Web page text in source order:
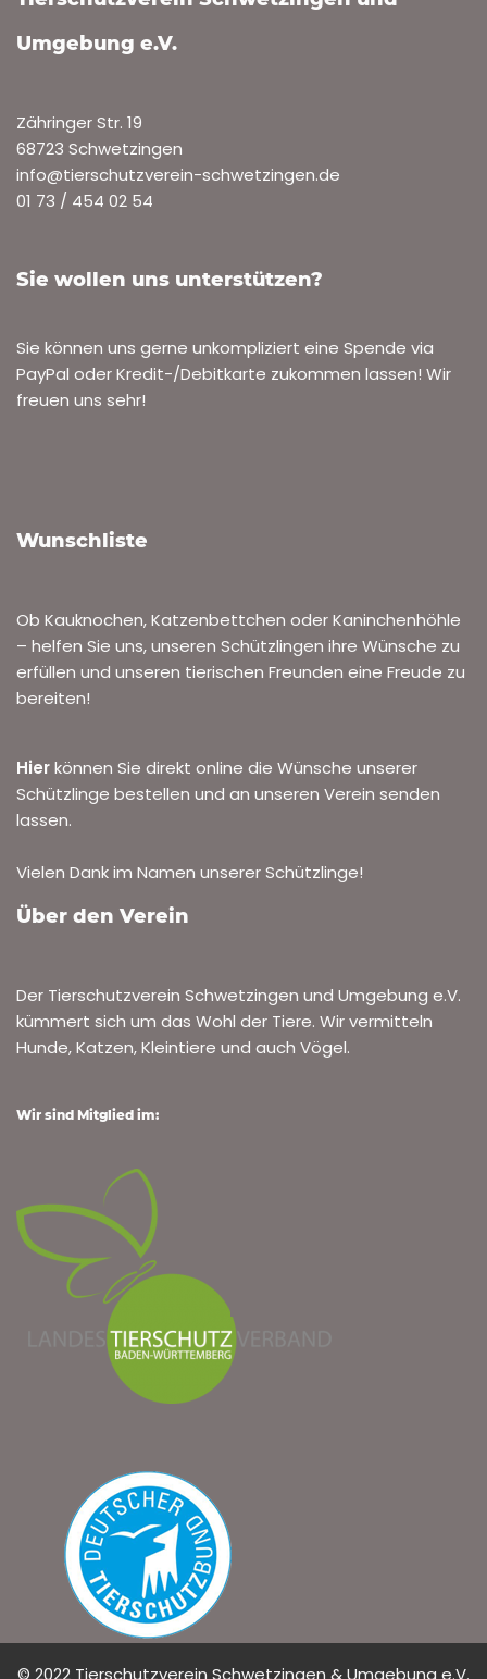
Umgebung e.V.
Zähringer Str. 19
68723 Schwetzingen
info@tierschutzverein-schwetzingen.de
01 73 / 454 02 54
Sie wollen uns unterstützen?
Sie können uns gerne unkompliziert eine Spende via
PayPal oder Kredit-/Debitkarte zukommen lassen! Wir
freuen uns sehr!
Wunschliste
Ob Kauknochen, Katzenbettchen oder Kaninchenhöhle
– helfen Sie uns, unseren Schützlingen ihre Wünsche zu
erfüllen und unseren tierischen Freunden eine Freude zu
bereiten!
Hierkönnen Sie direkt online die Wünsche unserer
Schützlinge bestellen und an unseren Verein senden
lassen.
Vielen Dank im Namen unserer Schützlinge!
Über den Verein
Der Tierschutzverein Schwetzingen und Umgebung e.V.
kümmert sich um das Wohl der Tiere. Wir vermitteln
Hunde, Katzen, Kleintiere und auch Vögel.
Wir sind Mitglied im:
© 2022 Tierschutzverein Schwetzingen & Umgebung e.V.